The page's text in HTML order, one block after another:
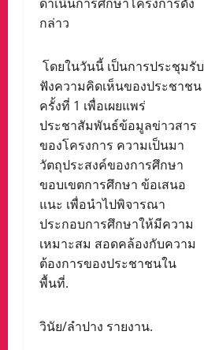
กล่าว
โดยในวันนี้ เป็นการประชุมรับ
ฟังความคิดเห็นของประชาชน
ครั้งที่ 1 เพื่อเผยแพร่
ประชาสัมพันธ์ข้อมูลข่าวสาร
ของโครงการ ความเป็นมา
วัตถุประสงค์ของการศึกษา
ขอบเขตการศึกษา ข้อเสนอ
แนะ เพื่อนำไปพิจารณา
ประกอบการศึกษาให้มีความ
เหมาะสม สอดคล้องกับความ
ต้องการของประชาชนใน
พื้นที่.
วินัย/ลำปาง รายงาน.